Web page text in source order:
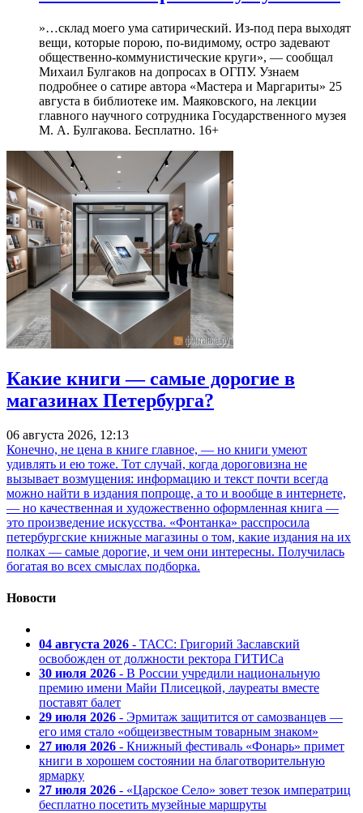
»…склад моего ума сатирический. Из-под пера выходят
вещи, которые порою, по-видимому, остро задевают
общественно-коммунистические круги», — сообщал
Михаил Булгаков на допросах в ОГПУ. Узнаем
подробнее о сатире автора «Мастера и Маргариты» 25
августа в библиотеке им. Маяковского, на лекции
главного научного сотрудника Государственного музея
М. А. Булгакова. Бесплатно. 16+
Какие книги — самые дорогие в
магазинах Петербурга?
06 августа 2026, 12:13
Конечно, не цена в книге главное, — но книги умеют
удивлять и ею тоже. Тот случай, когда дороговизна не
вызывает возмущения: информацию и текст почти всегда
можно найти в издания попроще, а то и вообще в интернете,
— но качественная и художественно оформленная книга —
это произведение искусства. «Фонтанка» расспросила
петербургские книжные магазины о том, какие издания на их
полках — самые дорогие, и чем они интересны. Получилась
богатая во всех смыслах подборка.
Новости
04 августа 2026 - ТАСС: Григорий Заславский
освобожден от должности ректора ГИТИСа
30 июля 2026 - В России учредили национальную
премию имени Майи Плисецкой, лауреаты вместе
поставят балет
29 июля 2026 - Эрмитаж защитится от самозванцев —
его имя стало «общеизвестным товарным знаком»
27 июля 2026 - Книжный фестиваль «Фонарь» примет
книги в хорошем состоянии на благотворительную
ярмарку
27 июля 2026 - «Царское Село» зовет тезок императриц
бесплатно посетить музейные маршруты